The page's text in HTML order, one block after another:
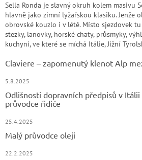
Sella Ronda je slavný okruh kolem masivu
hlavně jako zimní lyžařskou klasiku. Jenže
obrovské kouzlo i v létě. Místo sjezdovek
stezky, lanovky, horské chaty, průsmyky,
kuchyni, ve které se míchá Itálie, Jižní
Claviere – zapomenutý klenot Alp
5.8.2025
Odlišnosti dopravních předpisů v Itálii
průvodce řidiče
25.4.2025
Malý průvodce oleji
22.2.2025